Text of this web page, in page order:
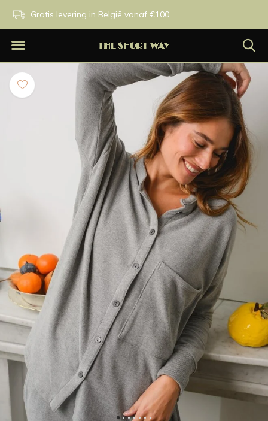
Gratis levering in België vanaf €100.